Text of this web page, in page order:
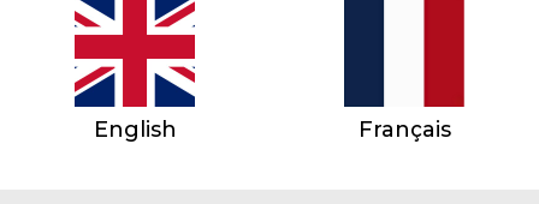
English Français